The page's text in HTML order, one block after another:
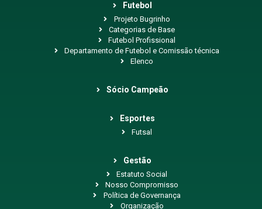
Futebol
Projeto Bugrinho
Categorias de Base
Futebol Profissional
Departamento de Futebol e Comissão técnica
Elenco
Sócio Campeão
Esportes
Futsal
Gestão
Estatuto Social
Nosso Compromisso
Política de Governança
Organização